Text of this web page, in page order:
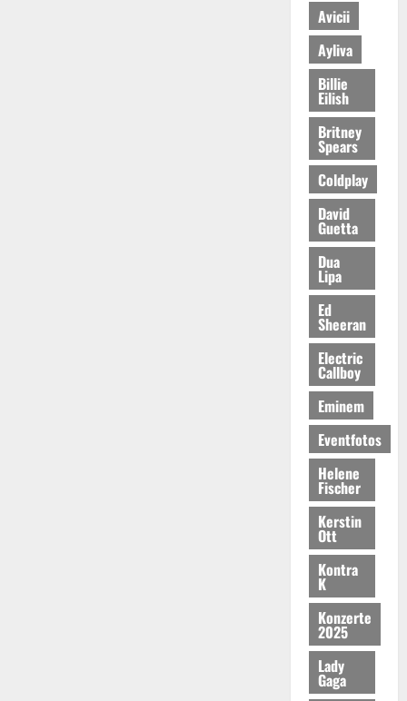
Avicii
Ayliva
Billie
Eilish
Britney
Spears
Coldplay
David
Guetta
Dua
Lipa
Ed
Sheeran
Electric
Callboy
Eminem
Eventfotos
Helene
Fischer
Kerstin
Ott
Kontra
K
Konzerte
2025
Lady
Gaga